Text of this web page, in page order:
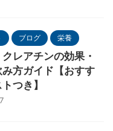
ブログ 栄養
クレアチンの効果・
方ガイド【おすす
つき】